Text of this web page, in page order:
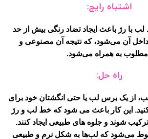
اشتباه رایج:
با رژ باعث ایجاد تضاد رنگی بیش از حد
آن می‌شود، که نتیجه آن مصنوعی و
به همراه می‌شود.
راه حل:
از یک برس لب یا حتی انگشتان خود برای
این کار باعث می شود که خط لب و رژ
شوند و جلوه های طبیعی ایجاد کنند.
می‌شود که لب‌ها به شکل نرم و طبیعی